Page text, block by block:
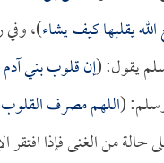
يقلبها كيف يشاء)، وفي
يقول: (إن قلوب بني
(اللهم مصرف
من الغنى فإذا